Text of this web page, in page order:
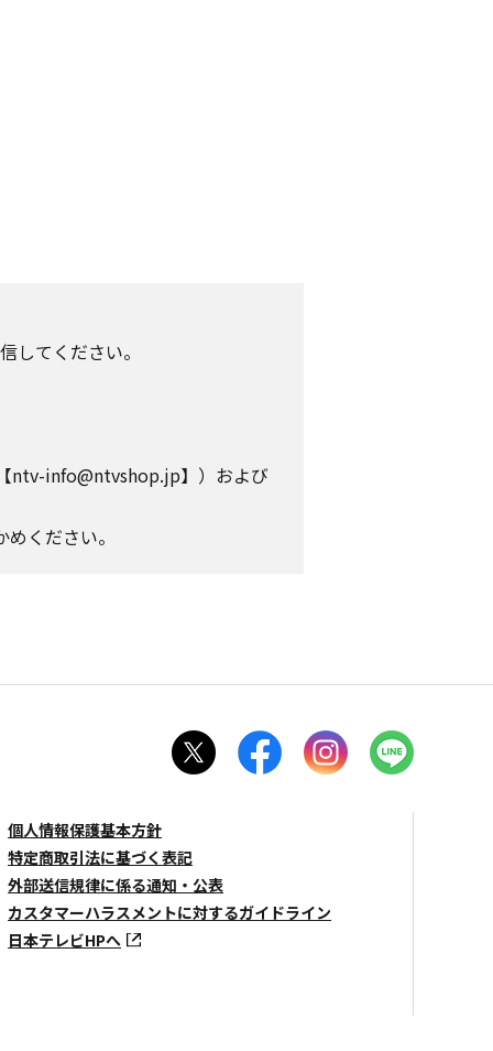
してください。
ntv-info@ntvshop.jp】）および
ください。
個人情報保護基本方針
特定商取引法に基づく表記
外部送信規律に係る通知・公表
カスタマーハラスメントに対するガイドライン
日本テレビHPへ